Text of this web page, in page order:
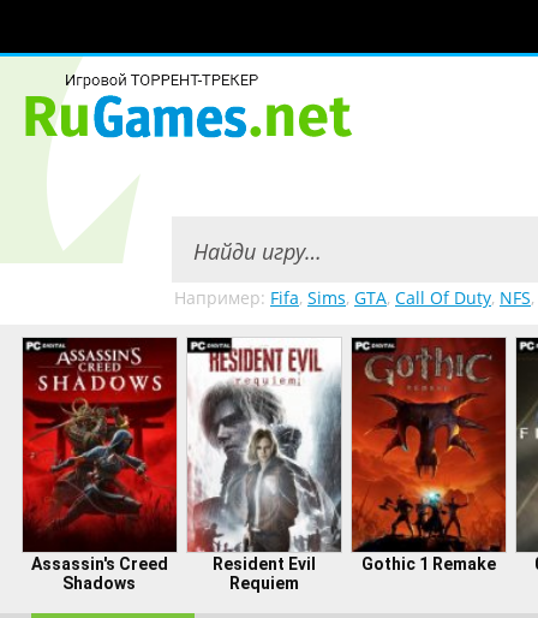
Например: Fifa, Sims, GTA, Call Of Duty, NFS,
Assassin's Creed
Shadows
Resident Evil
Requiem
Gothic 1 Remake